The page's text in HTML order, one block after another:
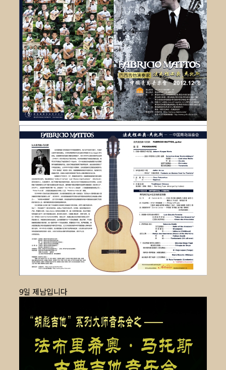
9일 제남입니다